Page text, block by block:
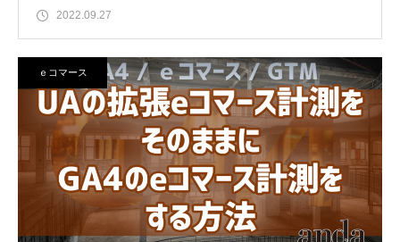
2022.09.27
ｅコマース